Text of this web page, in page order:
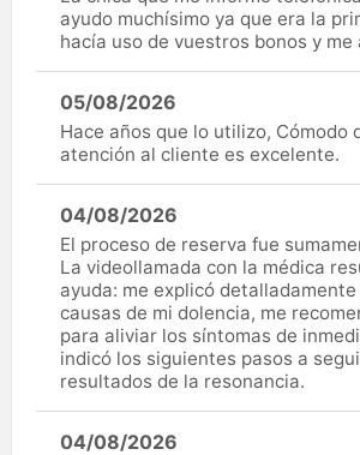
ayudo muchísimo ya que era la
hacía uso de vuestros bonos y me
05/08/2026
Hace años que lo utilizo, Cómodo
atención al cliente es excelente.
04/08/2026
El proceso de reserva fue
La videollamada con la médica
ayuda: me explicó
causas de mi dolencia, me
para aliviar los síntomas de
indicó los siguientes pasos a
resultados de la resonancia.
04/08/2026